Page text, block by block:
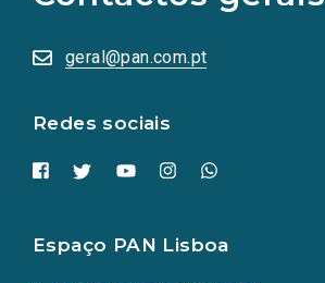
geral@pan.com.pt
Redes sociais
sociais
numa
nova
Espaço PAN Lisboa